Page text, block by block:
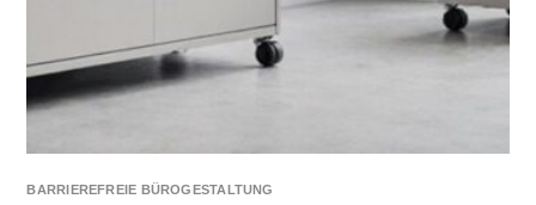
BARRIEREFREIE BÜROGESTALTUNG